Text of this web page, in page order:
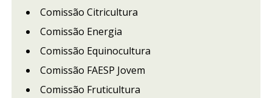
Comissão Citricultura
Comissão Energia
Comissão Equinocultura
Comissão FAESP Jovem
Comissão Fruticultura